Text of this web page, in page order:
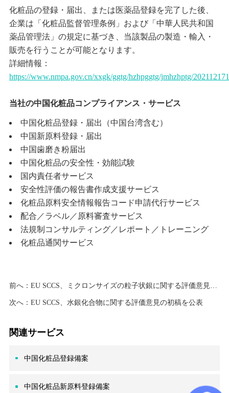
化粧品の登録・届出、または医薬品登録を完了した後、
企業は「化粧品監督管理条例」および「中華人民共和国
薬品管理法」の規定に基づき、当該製品の製造・輸入・
販売を行うことが可能となります。
詳細情報：
https://www.nmpa.gov.cn/xxgk/ggtg/hzhpggtg/jmhzhptg/
当社の中国化粧品コンプライアンス・サービス
中国化粧品登録・届出（中国台湾含む）
中国新原料登録・届出
中国歯磨き粉届出
中国化粧品の安全性・効能試験
国内責任者サービス
安全性評価の報告書作成支援サービス
化粧品原料安全情報報告コード申請代行サービス
配合／ラベル／原料審査サービス
法規制コンサルティング／レポート／トレーニング
化粧品通関サービス
前へ： EU SCCS、ミクロンサイズの粒子状銀に関する評価意見の初稿を公表
次へ： EU SCCS、水銀化合物に関する評価意見の初稿を公表
関連サービス
中国化粧品登録備案
中国化粧品新原料登録備案